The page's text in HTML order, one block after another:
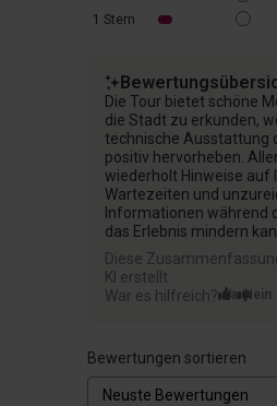
1 Stern
Die Tour bietet schöne
die Stadt zu erkunden,
technische Ausstattung
positiv hervorheben.
wiederholt Hinweise auf
Wartezeiten und
Informationen während
das Erlebnis mindern
Diese
KI erstellt
War es hilfreich? Ja Nein
Bewertungen sortieren